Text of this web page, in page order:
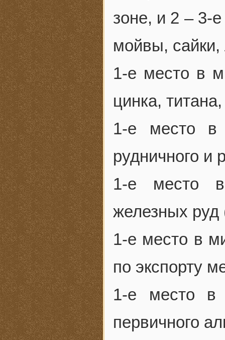
зоне, и 2 – 3-
мойвы,
1-е место в
цинка,
1-е место в
рудничного и
1-е место
железных руд
1-е место в
по экспорту
1-е место в
первичного